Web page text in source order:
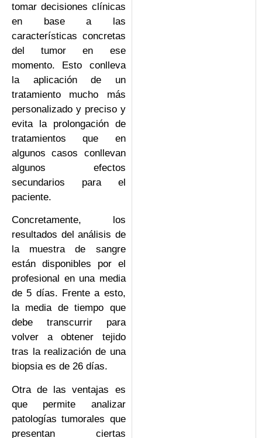
tomar decisiones clínicas
en base a las
características concretas
del tumor en ese
momento. Esto conlleva
la aplicación de un
tratamiento mucho más
personalizado y preciso y
evita la prolongación de
tratamientos que en
algunos casos conllevan
algunos efectos
secundarios para el
paciente.
Concretamente, los
resultados del análisis de
la muestra de sangre
están disponibles por el
profesional en una media
de 5 días. Frente a esto,
la media de tiempo que
debe transcurrir para
volver a obtener tejido
tras la realización de una
biopsia es de 26 días.
Otra de las ventajas es
que permite analizar
patologías tumorales que
presentan ciertas